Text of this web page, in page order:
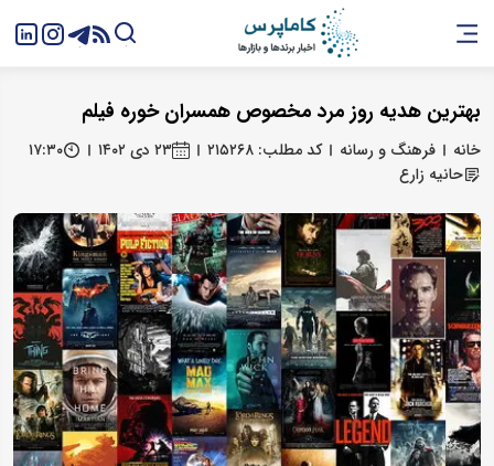
بهترین هدیه روز مرد مخصوص همسران خوره فیلم
خانه فرهنگ و رسانه کد مطلب: ۲۱۵۲۶۸ ۲۳ دی ۱۴۰۲
۱۷:۳۰
حانیه زارع